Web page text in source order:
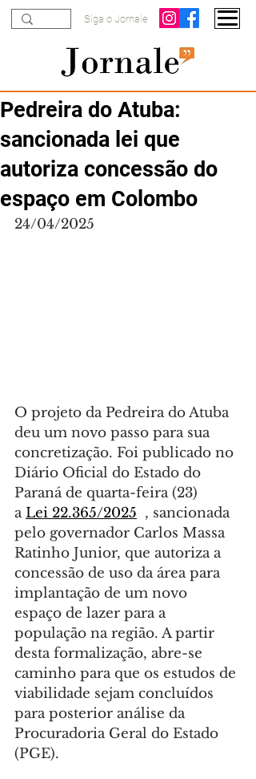
Siga o Jornale
Pedreira do Atuba:
sancionada lei que
autoriza concessão do
espaço em Colombo
24/04/2025
O projeto da Pedreira do Atuba
deu um novo passo para sua
concretização. Foi publicado no
Diário Oficial do Estado do
Paraná de quarta-feira (23)
a Lei 22.365/2025 , sancionada
pelo governador Carlos Massa
Ratinho Junior, que autoriza a
concessão de uso da área para
implantação de um novo
espaço de lazer para a
população na região. A partir
desta formalização, abre-se
caminho para que os estudos de
viabilidade sejam concluídos
para posterior análise da
Procuradoria Geral do Estado
(PGE).